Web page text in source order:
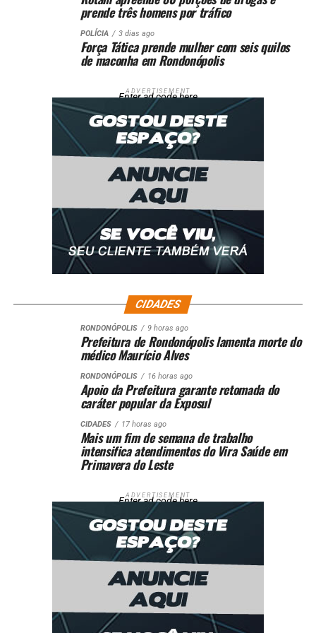
prende três homens por tráfico
POLÍCIA 3 dias ago
Força Tática prende mulher com seis quilos
de maconha em Rondonópolis
ADVERTISEMENT
Enter ad code here
CIDADES
RONDONÓPOLIS 9 horas ago
Prefeitura de Rondonópolis lamenta morte do
médico Maurício Alves
RONDONÓPOLIS 16 horas ago
Apoio da Prefeitura garante retomada do
caráter popular da Exposul
CIDADES 17 horas ago
Mais um fim de semana de trabalho
intensifica atendimentos do Vira Saúde em
Primavera do Leste
ADVERTISEMENT
Enter ad code here